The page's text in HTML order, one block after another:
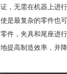
，无需在机器上进
是最复杂的零件也
件，夹具和尾座进
提高制造效率，并